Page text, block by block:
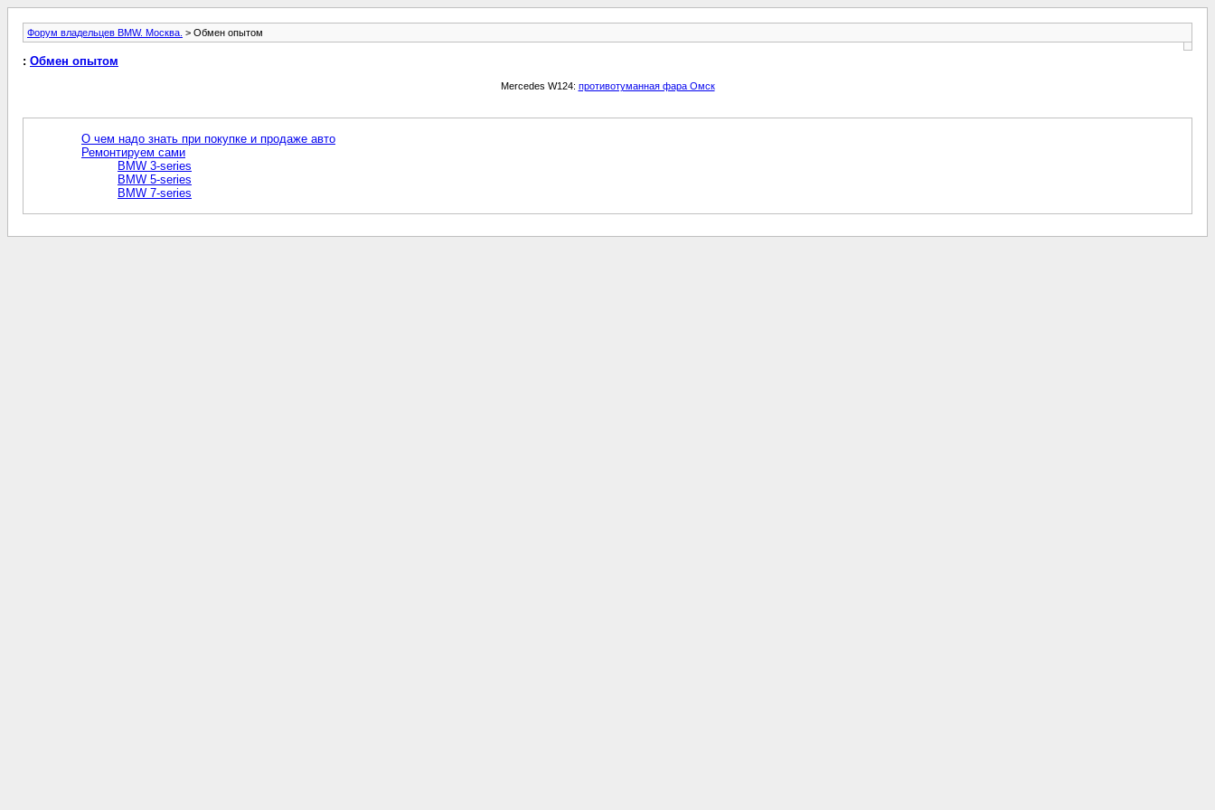
Форум владельцев BMW. Москва. > Обмен опытом
: Обмен опытом
Mercedes W124: противотуманная фара Омск
О чем надо знать при покупке и продаже авто
Ремонтируем сами
BMW 3-series
BMW 5-series
BMW 7-series